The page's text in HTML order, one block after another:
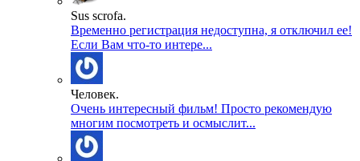
Sus scrofa.
Временно регистрация недоступна, я отключил ее!
Если Вам что-то интере...
Человек.
Очень интересный фильм! Просто рекомендую
многим посмотреть и осмыслит...